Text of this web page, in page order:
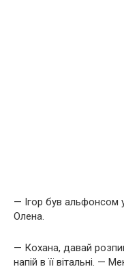
— Ігор був альфонсом
Олена.
— Кохана, давай
напій в її вітальні. —